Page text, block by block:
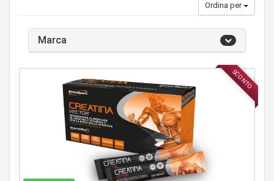
Ordina per
Marca
SCONTO
INTEGRATORI